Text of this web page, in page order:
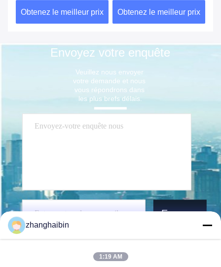
Obtenez le meilleur prix
ASTM B122
Obtenez le meilleur prix
Envoyez votre enquête
Veuillez nous envoyer
votre demande et nous
vous répondrons dans
les plus brefs délais.
Envoyez
zhanghaibin
1:19 AM